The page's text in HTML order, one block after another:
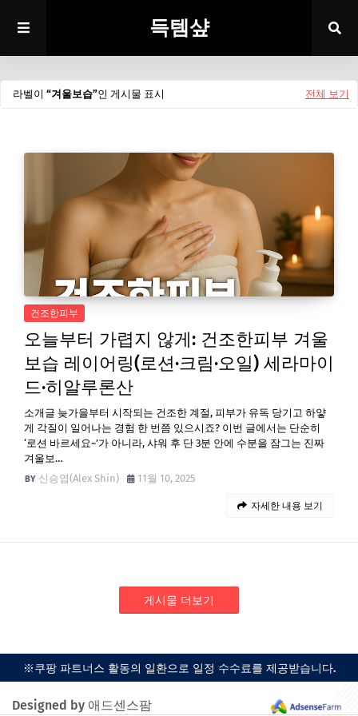
득템샾
라벨이 겨울보습 인 게시물 표시 전체 보기
건조한피부
오늘부터 가렵지 않게: 건조한피부 겨울
보습 레이어링(로션·크림·오일) 세라마이
드·히알루론산
소개글 늦가을부터 시작되는 건조한 계절, 피부가 유독 당기고 하얗
게 각질이 일어나는 경험 한 번쯤 있으시죠? 이번 글에서는 단순히
‘로션 바르세요~’가 아니라, 샤워 후 단 3분 안에 수분을 잠그는 진짜
겨울보…
신승엽(Alex Shin)
11월 10, 2025
자세한 내용 보기
게시물 더보기
※쿠팡 파트너스 활동의 일환으로 일정 수수료를 제공받습니다.
Designed by 애드센스팜